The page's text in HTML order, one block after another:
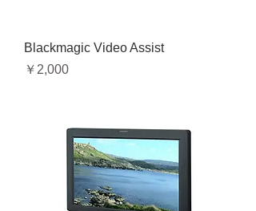
Blackmagic Video Assist
価格
￥2,000